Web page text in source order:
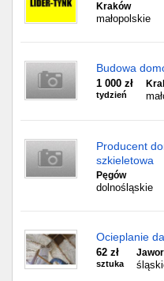
Kraków
małopolskie
Budowa
1 000 zł
tydzień
Producent
szkieletowa
Pęgów
dolnośląskie
Ocieplanie
62 zł
sztuka